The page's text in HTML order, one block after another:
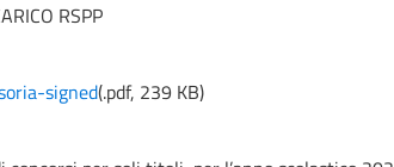
RSPP
signed(.pdf, 239 KB)